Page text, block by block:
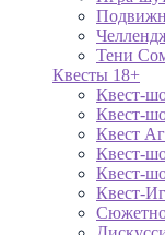
Тени
Квесты 18+
Квест-
Квест-
Квест
Квест-
Квест-
Квест-